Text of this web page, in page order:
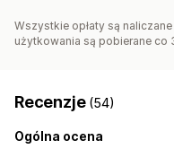
Wszystkie opłaty są
użytkowania są pobierane co
Recenzje (54)
Ogólna ocena